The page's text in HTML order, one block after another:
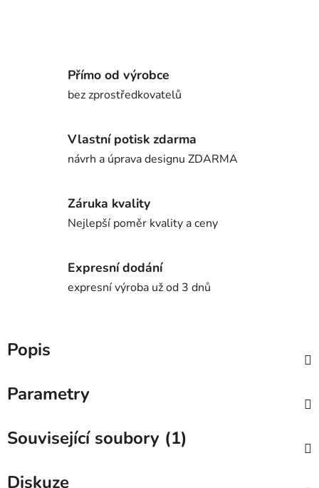
Přímo od výrobce
bez zprostředkovatelů
Vlastní potisk zdarma
návrh a úprava designu ZDARMA
Záruka kvality
Nejlepší poměr kvality a ceny
Expresní dodání
expresní výroba už od 3 dnů
Popis
Parametry
Související soubory (1)
Diskuze